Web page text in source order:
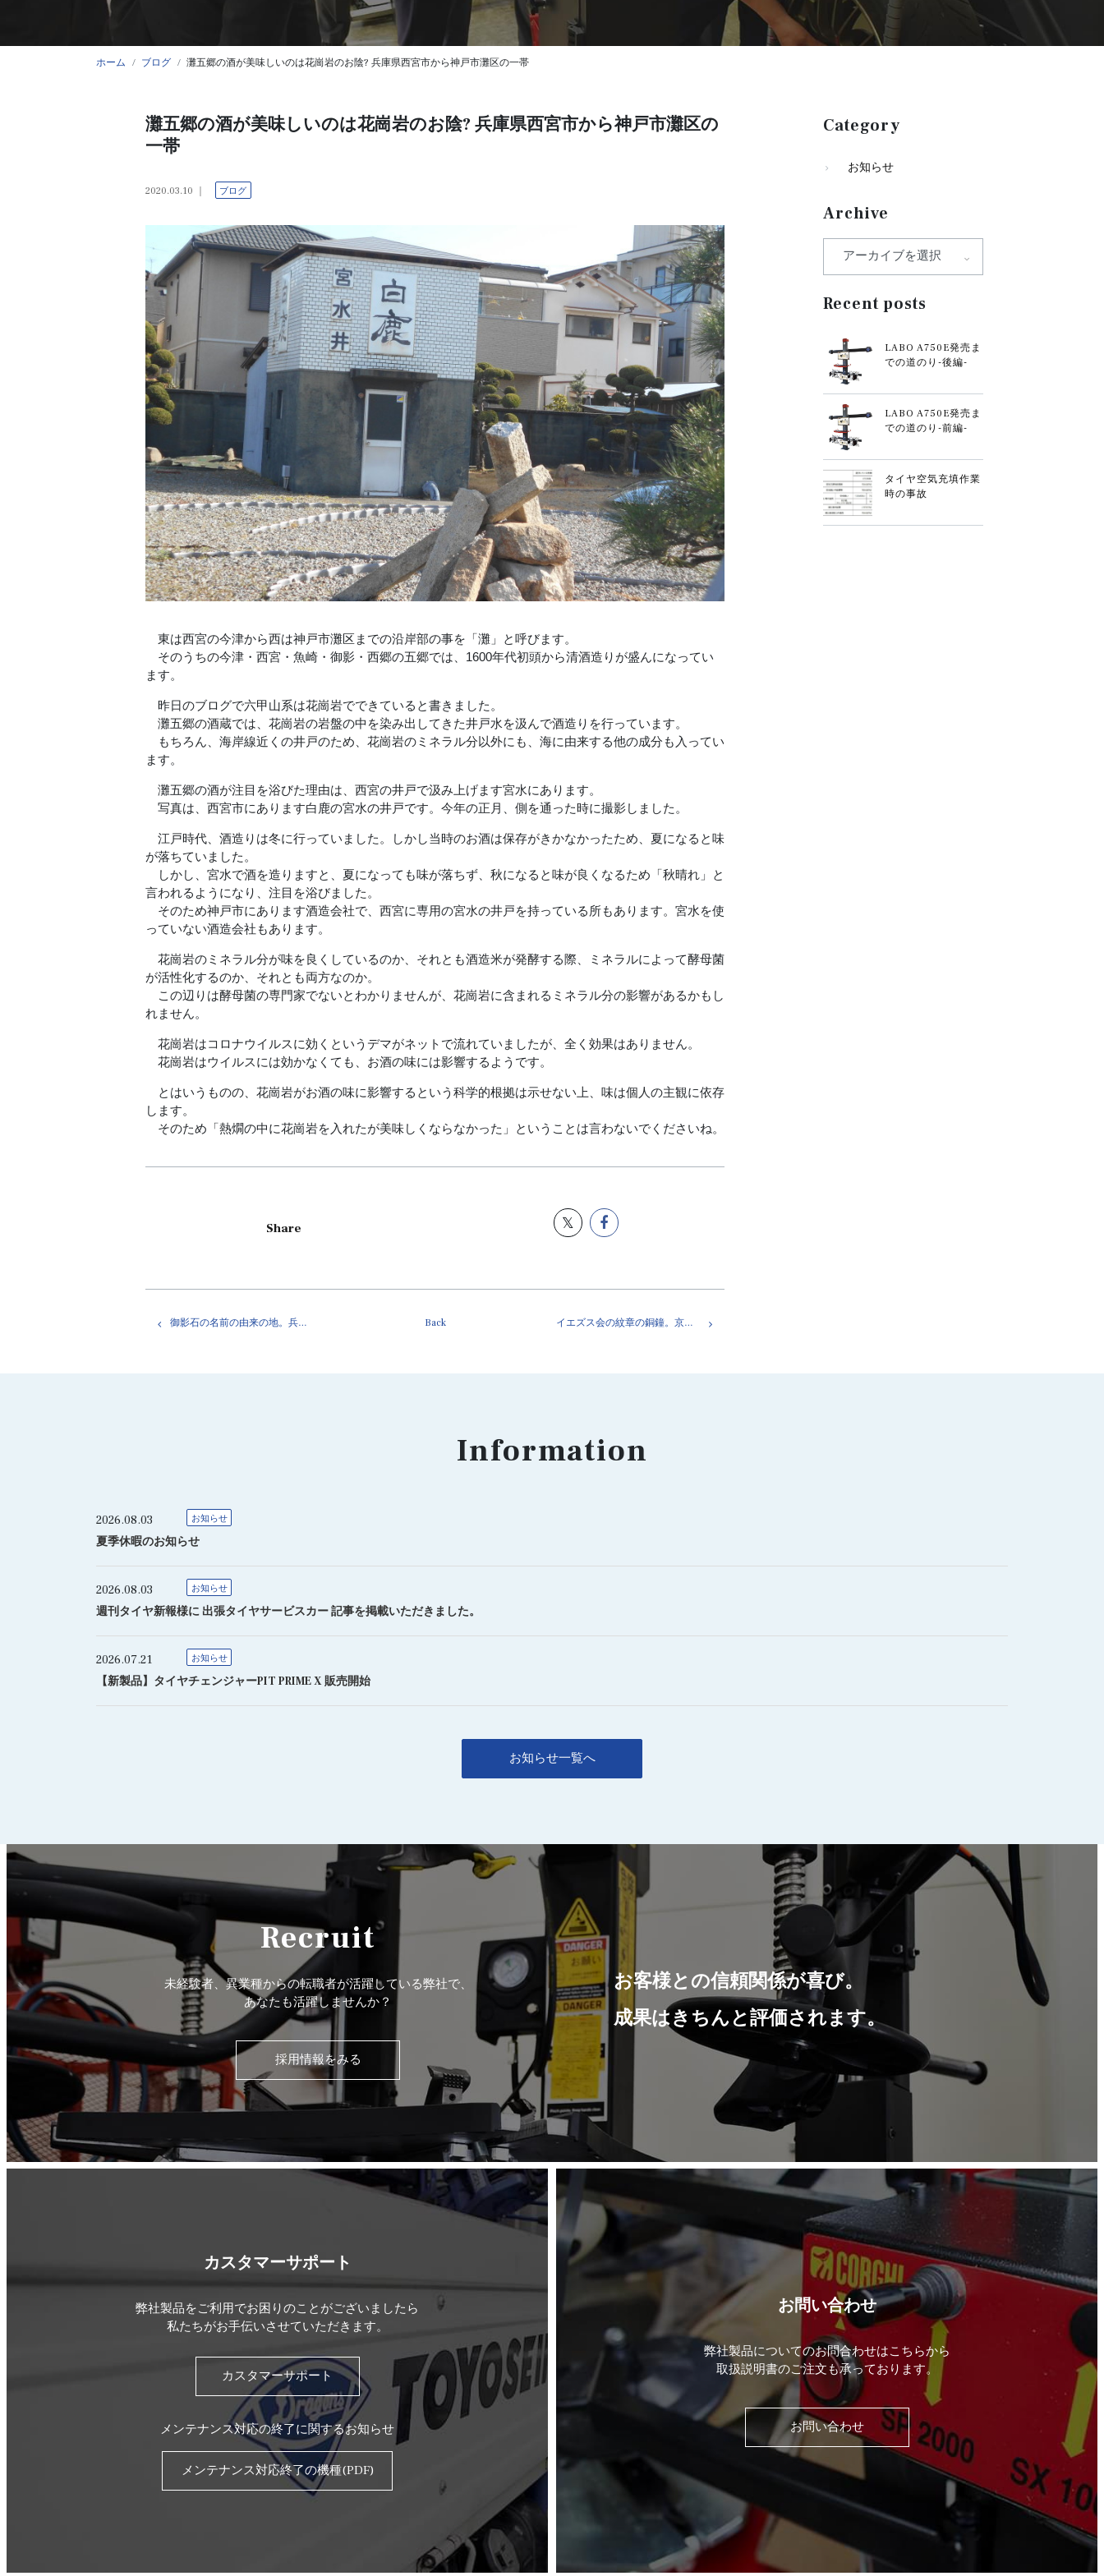
ホーム ブログ 灘五郷の酒が美味しいのは花崗岩のお陰? 兵庫県西宮市から神戸市灘区の一帯
灘五郷の酒が美味しいのは花崗岩のお陰? 兵庫県西宮市から神戸市灘区の
一帯
2020.03.10 ブログ
東は西宮の今津から西は神戸市灘区までの沿岸部の事を「灘」と呼びます。
そのうちの今津・西宮・魚崎・御影・西郷の五郷では、1600年代初頭から清酒造りが盛んになってい
ます。
昨日のブログで六甲山系は花崗岩でできていると書きました。
灘五郷の酒蔵では、花崗岩の岩盤の中を染み出してきた井戸水を汲んで酒造りを行っています。
もちろん、海岸線近くの井戸のため、花崗岩のミネラル分以外にも、海に由来する他の成分も入ってい
ます。
灘五郷の酒が注目を浴びた理由は、西宮の井戸で汲み上げます宮水にあります。
写真は、西宮市にあります白鹿の宮水の井戸です。今年の正月、側を通った時に撮影しました。
江戸時代、酒造りは冬に行っていました。しかし当時のお酒は保存がきかなかったため、夏になると味
が落ちていました。
しかし、宮水で酒を造りますと、夏になっても味が落ちず、秋になると味が良くなるため「秋晴れ」と
言われるようになり、注目を浴びました。
そのため神戸市にあります酒造会社で、西宮に専用の宮水の井戸を持っている所もあります。宮水を使
っていない酒造会社もあります。
花崗岩のミネラル分が味を良くしているのか、それとも酒造米が発酵する際、ミネラルによって酵母菌
が活性化するのか、それとも両方なのか。
この辺りは酵母菌の専門家でないとわかりませんが、花崗岩に含まれるミネラル分の影響があるかもし
れません。
花崗岩はコロナウイルスに効くというデマがネットで流れていましたが、全く効果はありません。
花崗岩はウイルスには効かなくても、お酒の味には影響するようです。
とはいうものの、花崗岩がお酒の味に影響するという科学的根拠は示せない上、味は個人の主観に依存
します。
そのため「熱燗の中に花崗岩を入れたが美味しくならなかった」ということは言わないでくださいね。
Share
御影石の名前の由来の地。兵庫県神戸市東灘区。 Back イエズス会の紋章の銅鐘。京都市右京区・妙心寺内にある春光院
Category
お知らせ
Archive
Recent posts
LABO A750E発売ま
での道のり-後編-
LABO A750E発売ま
での道のり-前編-
タイヤ空気充填作業
時の事故
Information
2026.08.03 お知らせ
夏季休暇のお知らせ
2026.08.03 お知らせ
週刊タイヤ新報様に 出張タイヤサービスカー 記事を掲載いただきました。
2026.07.21 お知らせ
【新製品】タイヤチェンジャーPIT PRIME X 販売開始
お知らせ一覧へ
お客様との信頼関係が喜び。
成果はきちんと評価されます。
Recruit
未経験者、異業種からの転職者が活躍している弊社で、
あなたも活躍しませんか？
採用情報をみる
カスタマーサポート
弊社製品をご利用でお困りのことがございましたら
私たちがお手伝いさせていただきます。
カスタマーサポート
メンテナンス対応の終了に関するお知らせ
メンテナンス対応終了の機種(PDF)
お問い合わせ
弊社製品についてのお問合わせはこちらから
取扱説明書のご注文も承っております。
お問い合わせ